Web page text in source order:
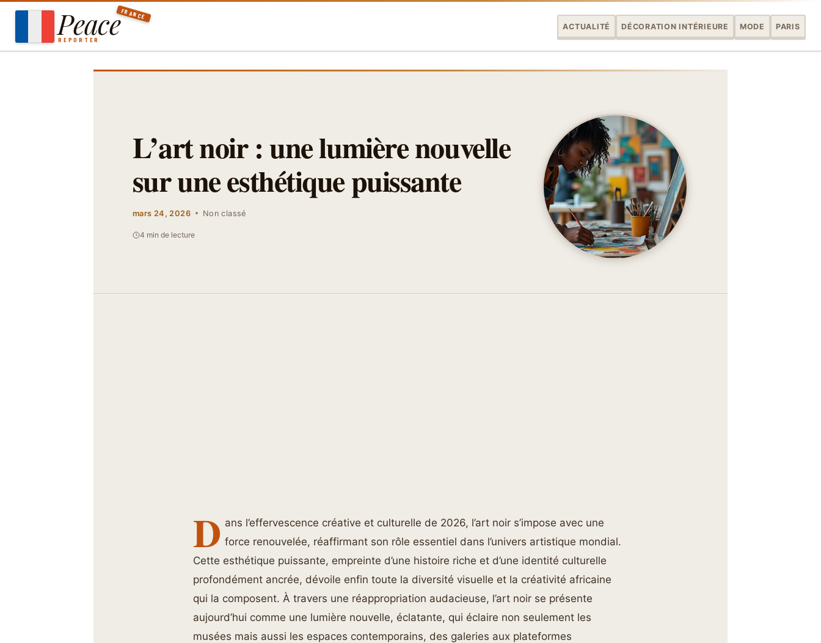
Aller
contenu
Peace
REPORTER
FRANCE
ACTUALITÉ DÉCORATION INTÉRIEURE MODE PARIS
L’art noir : une lumière nouvelle
sur une esthétique puissante
mars 24, 2026 Non classé
4 min de lecture
D ans l’effervescence créative et culturelle de 2026, l’art noir s’impose avec une
force renouvelée, réaffirmant son rôle essentiel dans l’univers artistique mondial.
Cette esthétique puissante, empreinte d’une histoire riche et d’une identité culturelle
profondément ancrée, dévoile enfin toute la diversité visuelle et la créativité africaine
qui la composent. À travers une réappropriation audacieuse, l’art noir se présente
aujourd’hui comme une lumière nouvelle, éclatante, qui éclaire non seulement les
musées mais aussi les espaces contemporains, des galeries aux plateformes